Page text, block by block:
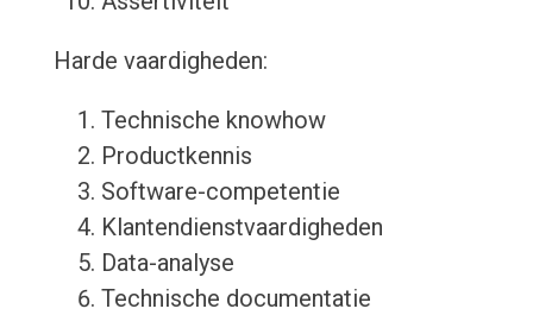
Harde vaardigheden:
Technische knowhow
Productkennis
Software-competentie
Klantendienstvaardigheden
Data-analyse
Technische documentatie